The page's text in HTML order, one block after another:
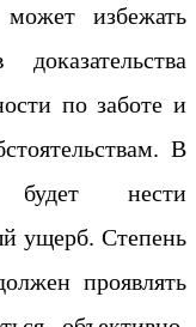
избежать
доказательства
по заботе и
В
нести
ущерб. Степень
проявлять